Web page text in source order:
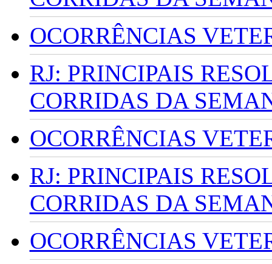
OCORRÊNCIAS
RJ: PRINCIPAIS
CORRIDAS DA
OCORRÊNCIAS
RJ: PRINCIPAIS
CORRIDAS DA
OCORRÊNCIAS